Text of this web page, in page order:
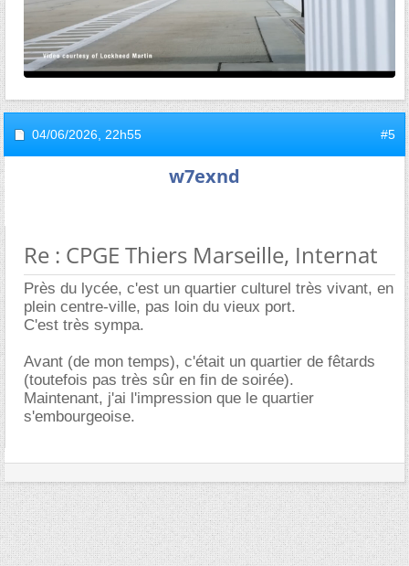
04/06/2026, 22h55 #5
w7exnd
Re : CPGE Thiers Marseille, Internat
Près du lycée, c'est un quartier culturel très vivant, en
plein centre-ville, pas loin du vieux port.
C'est très sympa.
Avant (de mon temps), c'était un quartier de fêtards
(toutefois pas très sûr en fin de soirée).
Maintenant, j'ai l'impression que le quartier
s'embourgeoise.